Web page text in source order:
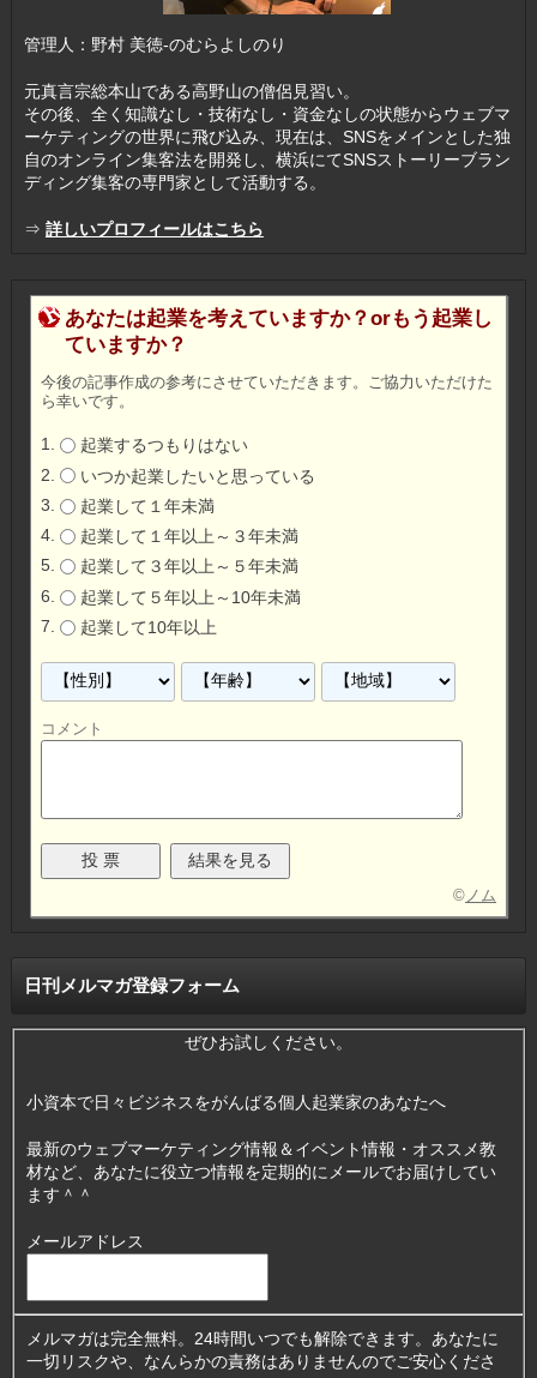
管理人：野村 美徳-のむらよしのり
元真言宗総本山である高野山の僧侶見習い。
その後、全く知識なし・技術なし・資金なしの状態からウェブマ
ーケティングの世界に飛び込み、現在は、SNSをメインとした独
自のオンライン集客法を開発し、横浜にてSNSストーリーブラン
ディング集客の専門家として活動する。
⇒ 詳しいプロフィールはこちら
あなたは起業を考えていますか？orもう起業し
ていますか？
今後の記事作成の参考にさせていただきます。ご協力いただけた
ら幸いです。
起業するつもりはない
いつか起業したいと思っている
起業して１年未満
起業して１年以上～３年未満
起業して３年以上～５年未満
起業して５年以上～10年未満
起業して10年以上
コメント
© ノム
日刊メルマガ登録フォーム
ぜひお試しください。
小資本で日々ビジネスをがんばる個人起業家のあなたへ
最新のウェブマーケティング情報＆イベント情報・オススメ教
材など、あなたに役立つ情報を定期的にメールでお届けしてい
ます＾＾
メールアドレス
メルマガは完全無料。24時間いつでも解除できます。あなたに
一切リスクや、なんらかの責務はありませんのでご安心くださ